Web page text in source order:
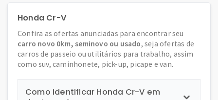
Honda Cr-V
Confira as ofertas anunciadas para encontrar seu
carro novo 0km, seminovo ou usado, seja ofertas de
carros de passeio ou utilitários para trabalho, assim
como suv, caminhonete, pick-up, picape e van.
Como identificar Honda Cr-V em